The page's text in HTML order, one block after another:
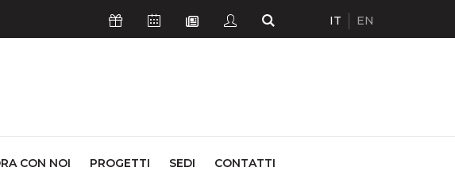
Icona SostieniciIcona Calendario Eventi
Icona Newsletter
Icona StudentiIcona Cerca
IT EN
CON NOI PROGETTI SEDI CONTATTI